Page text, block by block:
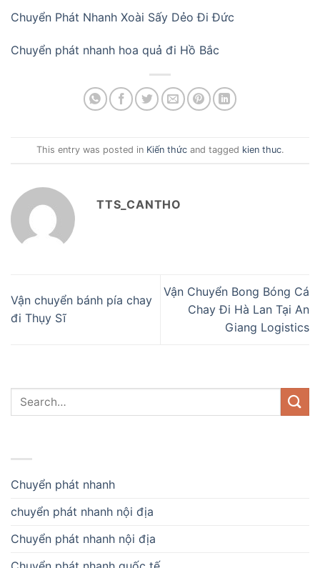
Chuyển Phát Nhanh Xoài Sấy Dẻo Đi Đức
Chuyển phát nhanh hoa quả đi Hồ Bắc
This entry was posted in Kiến thứcand tagged kien thuc.
TTS_CANTHO
Vận chuyển bánh pía chay
đi Thụy Sĩ
Vận Chuyển Bong Bóng Cá
Chay Đi Hà Lan Tại An
Giang Logistics
Chuyển phát nhanh
chuyển phát nhanh nội địa
Chuyển phát nhanh nội địa